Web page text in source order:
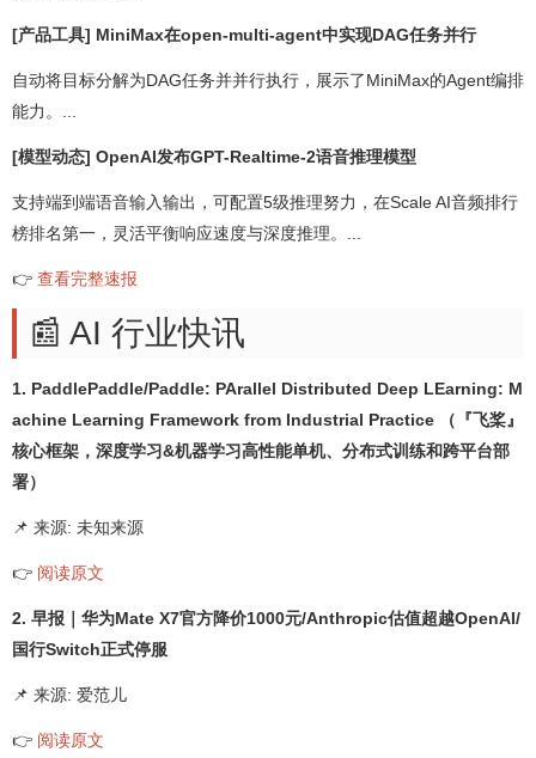
[产品工具] MiniMax在open-multi-agent中实现DAG任务并行
自动将目标分解为DAG任务并并行执行，展示了MiniMax的Agent编排
能力。...
[模型动态] OpenAI发布GPT-Realtime-2语音推理模型
支持端到端语音输入输出，可配置5级推理努力，在Scale AI音频排行
榜排名第一，灵活平衡响应速度与深度推理。...
👉 查看完整速报
📰 AI 行业快讯
1. PaddlePaddle/Paddle: PArallel Distributed Deep LEarning: M
achine Learning Framework from Industrial Practice （『飞桨』
核心框架，深度学习&机器学习高性能单机、分布式训练和跨平台部
署）
📌 来源: 未知来源
👉 阅读原文
2. 早报｜华为Mate X7官方降价1000元/Anthropic估值超越OpenAI/
国行Switch正式停服
📌 来源: 爱范儿
👉 阅读原文